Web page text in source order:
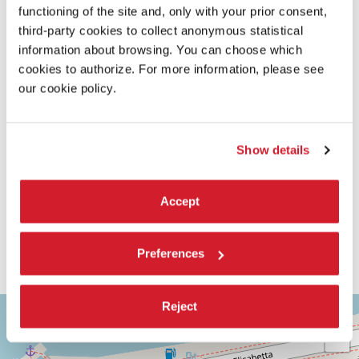
functioning of the site and, only with your prior consent,
third-party cookies to collect anonymous statistical
information about browsing. You can choose which
cookies to authorize. For more information, please see
our cookie policy.
Show details
Accept
Preferences
Reject
Via
−